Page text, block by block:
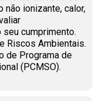
não ionizante, calor,
cumprimento.
Riscos Ambientais.
de Programa de
(PCMSO).